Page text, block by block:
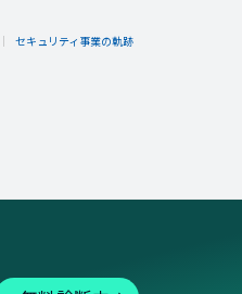
セキュリティ事業の軌跡